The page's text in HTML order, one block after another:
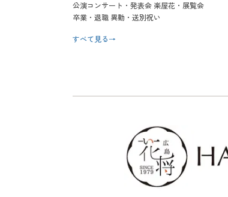
公演コンサート・発表会 楽屋花・展覧会
卒業・退職 異動・送別祝い
すべて見る →